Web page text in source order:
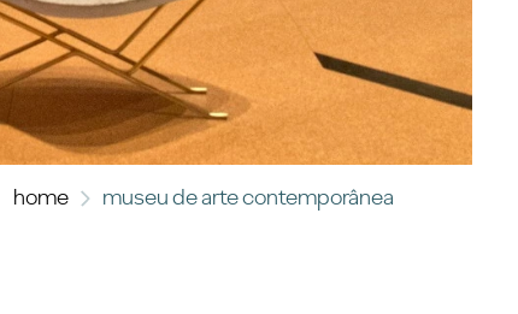
home museu de arte contemporânea